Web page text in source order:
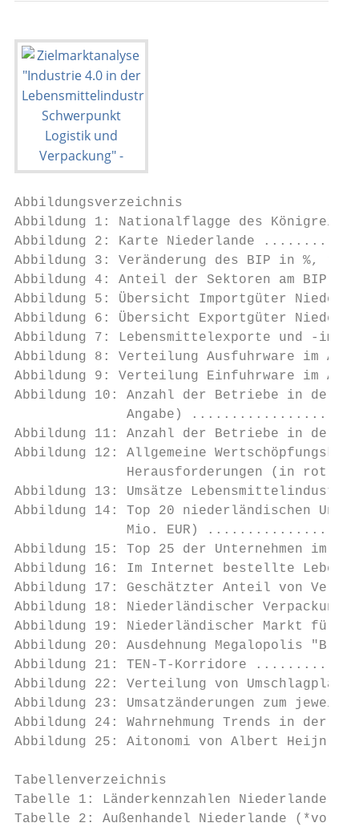
Abbildungsverzeichnis
Abbildung 1: Nationalflagge des
Abbildung 2: Karte
Abbildung 3: Veränderung des BIP
Abbildung 4: Anteil der Sektoren
Abbildung 5: Übersicht Importgüter
Abbildung 6: Übersicht Exportgüter
Abbildung 7: Lebensmittelexporte und
Abbildung 8: Verteilung Ausfuhrware
Abbildung 9: Verteilung Einfuhrware
Abbildung 10: Anzahl der Betriebe in der
Angabe)
Abbildung 11: Anzahl der Betriebe in
Abbildung 12: Allgemeine
Herausforderungen (in rot
Abbildung 13: Umsätze
Abbildung 14: Top 20 niederländischen
Mio. EUR)
Abbildung 15: Top 25 der Unternehmen
Abbildung 16: Im Internet bestellte
Abbildung 17: Geschätzter Anteil von
Abbildung 18: Niederländischer
Abbildung 19: Niederländischer Markt für
Abbildung 20: Ausdehnung
Abbildung 21: TEN-T-
Abbildung 22: Verteilung von
Abbildung 23: Umsatzänderungen
Abbildung 24: Wahrnehmung Trends
Abbildung 25: Aitonomi von
Tabellenverzeichnis
Tabelle 1: Länderkennzahlen
Tabelle 2: Außenhandel